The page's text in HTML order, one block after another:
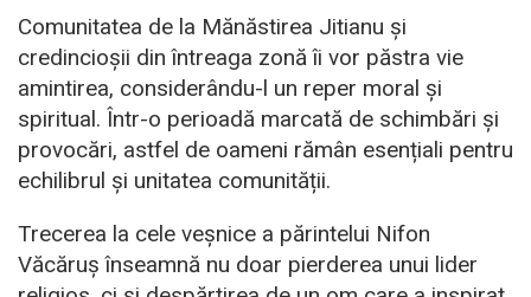
Comunitatea de la Mănăstirea Jitianu și
credincioșii din întreaga zonă îi vor păstra vie
amintirea, considerându-l un reper moral și
spiritual. Într-o perioadă marcată de schimbări și
provocări, astfel de oameni rămân esențiali pentru
echilibrul și unitatea comunității.
Trecerea la cele veșnice a părintelui Nifon
Văcăruș înseamnă nu doar pierderea unui lider